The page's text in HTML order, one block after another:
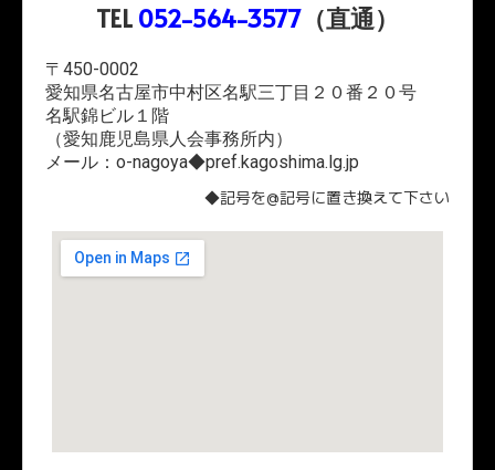
TEL 052-564-3577 （直通）
〒450-0002
愛知県名古屋市中村区名駅三丁目２０番２０号
名駅錦ビル１階
（愛知鹿児島県人会事務所内）
メール：o-nagoya◆pref.kagoshima.lg.jp
◆記号を@記号に置き換えて下さい